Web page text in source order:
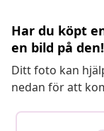
Har du köpt
en bild på den!
Ditt foto kan
nedan för att